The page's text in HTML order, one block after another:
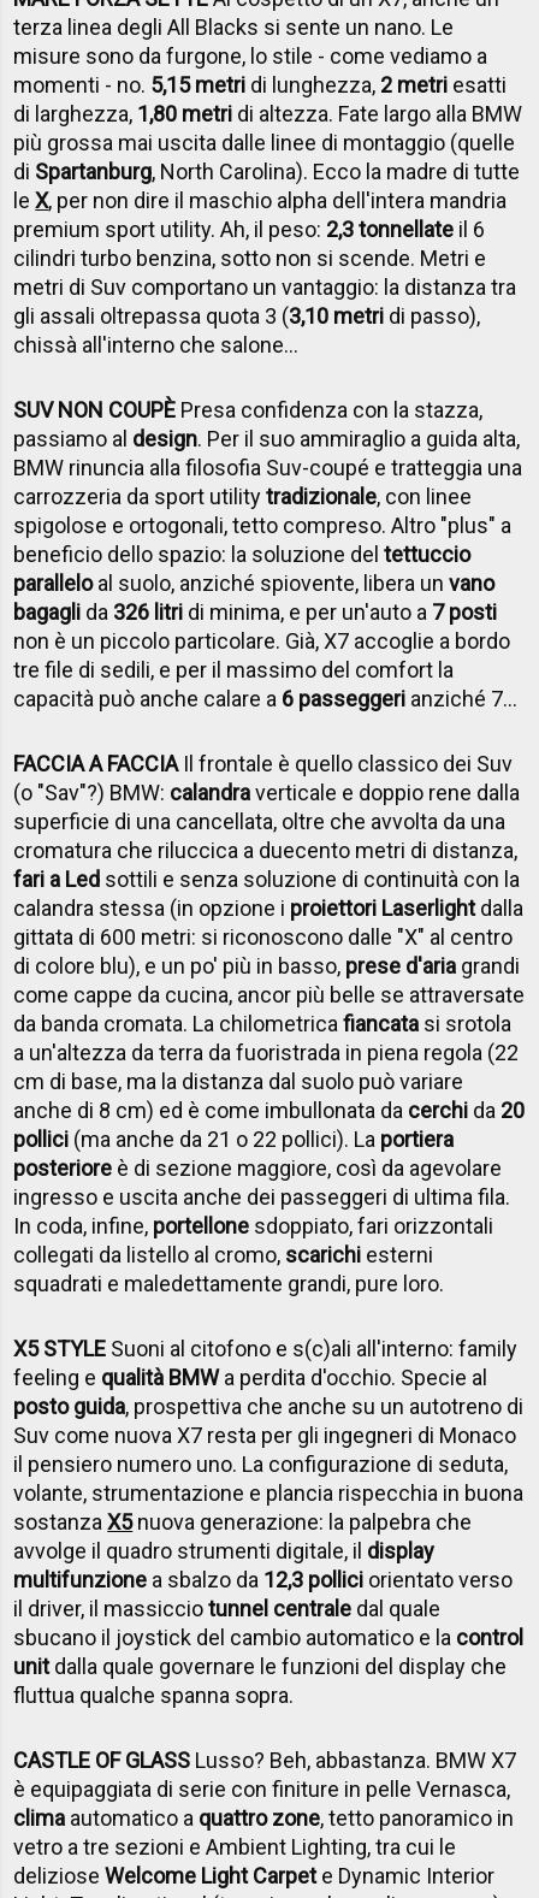
terza linea degli All Blacks si sente un nano. Le
misure sono da furgone, lo stile - come vediamo a
momenti - no. 5,15 metri di lunghezza, 2 metri esatti
di larghezza, 1,80 metri di altezza. Fate largo alla BMW
più grossa mai uscita dalle linee di montaggio (quelle
di Spartanburg, North Carolina). Ecco la madre di tutte
leX, per non dire il maschio alpha dell'intera mandria
premium sport utility. Ah, il peso: 2,3 tonnellate il 6
cilindri turbo benzina, sotto non si scende. Metri e
metri di Suv comportano un vantaggio: la distanza tra
gli assali oltrepassa quota 3 (3,10 metri di passo),
chissà all'interno che salone...
SUV NON COUPÈ Presa confidenza con la stazza,
passiamo al design. Per il suo ammiraglio a guida alta,
BMW rinuncia alla filosofia Suv-coupé e tratteggia una
carrozzeria da sport utilitytradizionale, con linee
spigolose e ortogonali, tetto compreso. Altro "plus" a
beneficio dello spazio: la soluzione deltettuccio
paralleloal suolo, anziché spiovente, libera unvano
bagagli da 326 litri di minima, e per un'auto a 7 posti
non è un piccolo particolare. Già, X7 accoglie a bordo
tre file di sedili, e per il massimo del comfort la
capacità può anche calare a 6 passeggeri anziché 7...
FACCIA A FACCIAIl frontale è quello classico dei Suv
(o "Sav"?) BMW: calandraverticale e doppio rene dalla
superficie di una cancellata, oltre che avvolta da una
cromatura che riluccica a duecento metri di distanza,
fari a Led sottili e senza soluzione di continuità con la
calandra stessa (in opzione i proiettori Laserlightdalla
gittata di 600 metri: si riconoscono dalle "X" al centro
di colore blu), e un po' più in basso, prese d'aria grandi
come cappe da cucina, ancor più belle se attraversate
da banda cromata. La chilometricafiancata si srotola
a un'altezza da terra da fuoristrada in piena regola (22
cm di base, ma la distanza dal suolo può variare
anche di 8 cm) ed è come imbullonata da cerchi da 20
pollici (ma anche da 21 o 22 pollici). La portiera
posteriore è di sezione maggiore, così da agevolare
ingresso e uscita anche dei passeggeri di ultima fila.
In coda, infine, portellone sdoppiato, fari orizzontali
collegati da listello al cromo, scarichi esterni
squadrati e maledettamente grandi, pure loro.
X5 STYLE Suoni al citofono e s(c)ali all'interno: family
feeling e qualità BMWa perdita d'occhio. Specie al
posto guida, prospettiva che anche su un autotreno di
Suv come nuova X7 resta per gli ingegneri di Monaco
il pensiero numero uno. La configurazione di seduta,
volante, strumentazione e plancia rispecchia in buona
sostanzaX5nuova generazione: la palpebra che
avvolge il quadro strumenti digitale, il display
multifunzione a sbalzo da 12,3 pollici orientato verso
il driver, il massicciotunnel centrale dal quale
sbucano il joystick del cambio automatico e la control
unitdalla quale governare le funzioni del display che
fluttua qualche spanna sopra.
CASTLE OF GLASS Lusso? Beh, abbastanza. BMW X7
è equipaggiata di serie con finiture in pelle Vernasca,
clima automatico a quattro zone, tetto panoramico in
vetro a tre sezioni e Ambient Lighting, tra cui le
delizioseWelcome Light Carpete Dynamic Interior